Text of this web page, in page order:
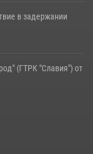
в задержании
(ГТРК "Славия") от